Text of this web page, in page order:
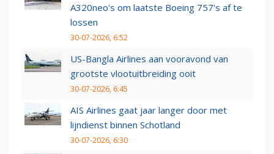
A320neo's om laatste Boeing 757's af te
lossen
30-07-2026, 6:52
US-Bangla Airlines aan vooravond van
grootste vlootuitbreiding ooit
30-07-2026, 6:45
AIS Airlines gaat jaar langer door met
lijndienst binnen Schotland
30-07-2026, 6:30